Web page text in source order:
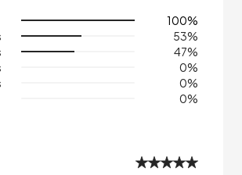
100%
53%
47%
0%
0%
0%